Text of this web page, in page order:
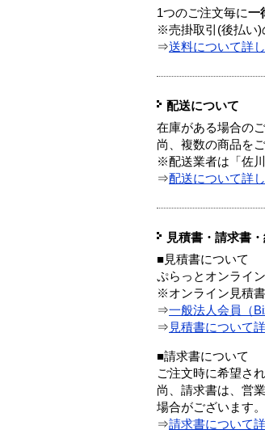
1つのご注文毎に一
※売掛取引(後払い)
⇒送料について詳
配送について
在庫がある場合の
尚、複数の商品を
※配送業者は「佐
⇒配送について詳
見積書・請求書
■見積書について
ぷらっとオンライ
※オンライン見積
⇒一般法人会員（
⇒ 見積書について
■請求書について
ご注文時に希望さ
尚、請求書は、営
場合がございます。
⇒請求書について